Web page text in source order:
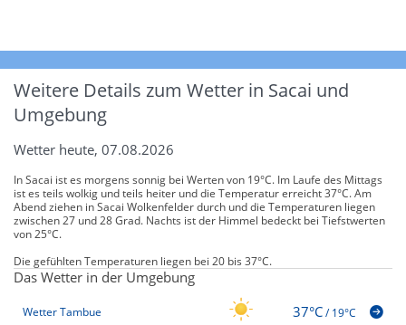
Weitere Details zum Wetter in Sacai und
Umgebung
Wetter heute, 07.08.2026
In Sacai ist es morgens sonnig bei Werten von 19°C. Im Laufe des Mittags
ist es teils wolkig und teils heiter und die Temperatur erreicht 37°C. Am
Abend ziehen in Sacai Wolkenfelder durch und die Temperaturen liegen
zwischen 27 und 28 Grad. Nachts ist der Himmel bedeckt bei Tiefstwerten
von 25°C.
Die gefühlten Temperaturen liegen bei 20 bis 37°C.
Das Wetter in der Umgebung
Wetter Tambue 37°C/19°C